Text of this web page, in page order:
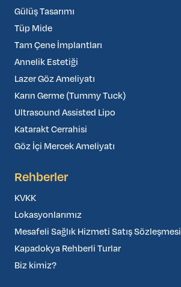
Gülüş Tasarımı
Tüp Mide
Tam Çene İmplantları
Annelik Estetiği
Lazer Göz Ameliyatı
Karın Germe (Tummy Tuck)
Ultrasound Assisted Lipo
Katarakt Cerrahisi
Göz İçi Mercek Ameliyatı
Rehberler
KVKK
Lokasyonlarımız
Mesafeli Sağlık Hizmeti Satış Sözleşmesi
Kapadokya Rehberli Turlar
Biz kimiz?